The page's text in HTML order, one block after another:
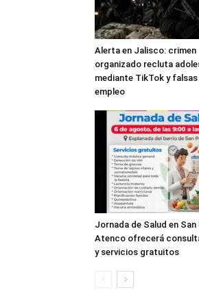
Alerta en Jalisco: crimen
organizado recluta
mediante TikTok y
empleo
Jornada de Salud en
Atenco ofrecerá
y servicios gratuitos